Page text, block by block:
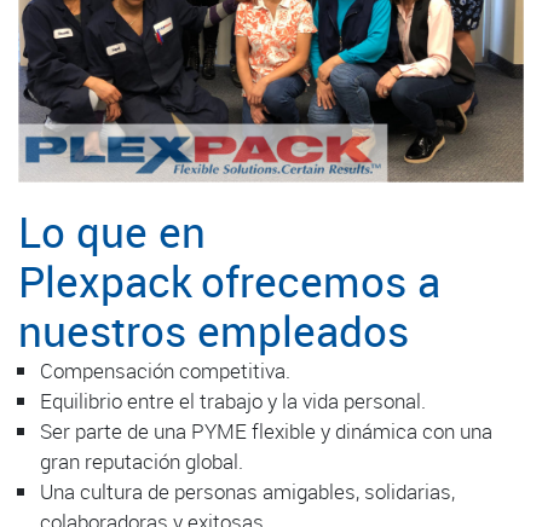
Lo que en
Plexpack ofrecemos a
nuestros empleados
Compensación competitiva.
Equilibrio entre el trabajo y la vida personal.
Ser parte de una PYME flexible y dinámica con una
gran reputación global.
Una cultura de personas amigables, solidarias,
colaboradoras y exitosas.